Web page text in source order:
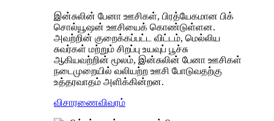
இன்சுலின் பேனா ஊசிகள், பிரத்யேகமான பிக்
சொல்யூஷன் ஊசியைக் கொண்டுள்ளன.
அவற்றின் குறைக்கப்பட்ட விட்டம், மெல்லிய
சுவர்கள் மற்றும் சிறப்பு உயவுப் பூச்சு
ஆகியவற்றின் மூலம், இன்சுலின் பேனா ஊசிகள்
நடைமுறையில் வலியற்ற ஊசி போடுவதற்கு
உத்தரவாதம் அளிக்கின்றன.
விசாரணைவிவரம்